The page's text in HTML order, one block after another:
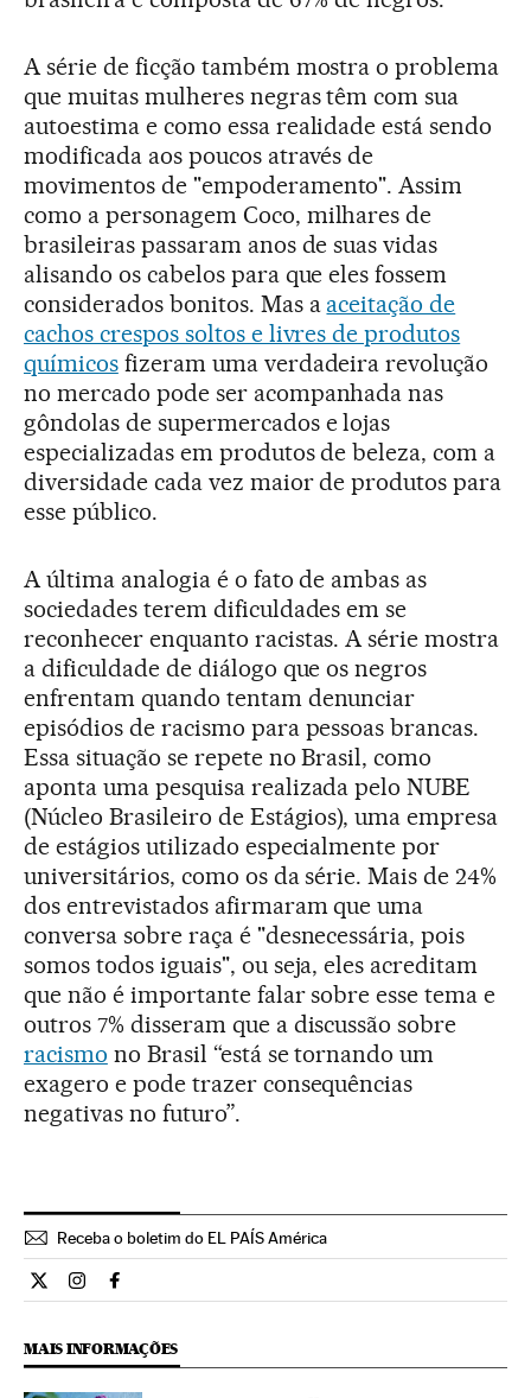
A série de ficção também mostra o problema
que muitas mulheres negras têm com sua
autoestima e como essa realidade está sendo
modificada aos poucos através de
movimentos de "empoderamento". Assim
como a personagem Coco, milhares de
brasileiras passaram anos de suas vidas
alisando os cabelos para que eles fossem
considerados bonitos. Mas a aceitação de
cachos crespos soltos e livres de produtos
químicosfizeram uma verdadeira revolução
no mercado pode ser acompanhada nas
gôndolas de supermercados e lojas
especializadas em produtos de beleza, com a
diversidade cada vez maior de produtos para
esse público.
A última analogia é o fato de ambas as
sociedades terem dificuldades em se
reconhecer enquanto racistas. A série mostra
a dificuldade de diálogo que os negros
enfrentam quando tentam denunciar
episódios de racismo para pessoas brancas.
Essa situação se repete no Brasil, como
aponta uma pesquisa realizada pelo NUBE
(Núcleo Brasileiro de Estágios), uma empresa
de estágios utilizado especialmente por
universitários, como os da série. Mais de 24%
dos entrevistados afirmaram que uma
conversa sobre raça é "desnecessária, pois
somos todos iguais", ou seja, eles acreditam
que não é importante falar sobre esse tema e
outros 7% disseram que a discussão sobre
racismo no Brasil “está se tornando um
exagero e pode trazer consequências
negativas no futuro”.
Receba o boletim do EL PAÍS América
Cultura El País Brasil en Twitter
Cultura El País Brasil en Instagram
Cultura El País Brasil en Facebook
MAIS INFORMAÇÕES